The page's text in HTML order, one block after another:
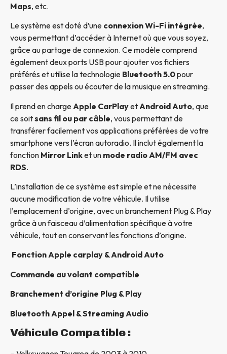
Maps, etc.
Le système est doté d’une connexion Wi-Fi intégrée,
vous permettant d’accéder à Internet où que vous soyez,
grâce au partage de connexion. Ce modèle comprend
également deux ports USB pour ajouter vos fichiers
préférés et utilise la technologie Bluetooth 5.0pour
passer des appels ou écouter de la musique en streaming.
Il prend en charge Apple CarPlayet Android Auto, que
ce soitsans fil ou par câble, vous permettant de
transférer facilement vos applications préférées de votre
smartphone vers l’écran autoradio. Il inclut également la
fonction Mirror Linket un mode radio AM/FM avec
RDS.
L’installation de ce système est simple et ne nécessite
aucune modification de votre véhicule. Il utilise
l’emplacement d’origine, avec un branchement Plug & Play
grâce à un faisceau d’alimentation spécifique à votre
véhicule, tout en conservant les fonctions d’origine.
Fonction Apple carplay & Android Auto
Commande au volant compatible
Branchement d’origine Plug & Play
Bluetooth Appel & Streaming Audio
Véhicule Compatible :